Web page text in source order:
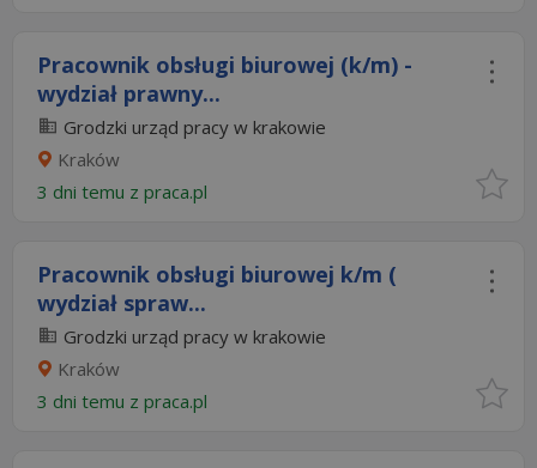
Pracownik obsługi biurowej (k/m) -
wydział prawny...
Grodzki urząd pracy w krakowie
Kraków
3 dni temu z praca.pl
Pracownik obsługi biurowej k/m (
wydział spraw...
Grodzki urząd pracy w krakowie
Kraków
3 dni temu z praca.pl